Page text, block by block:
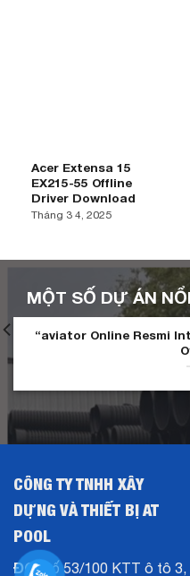
Acer Extensa 15
EX215-55 Offline
Driver Download
Tháng 3 4, 2025
MỘT SỐ DỰ ÁN
“aviator Online Resmi
CÔNG TY TNHH XÂY
DỰNG VÀ THIẾT BỊ AT
POOL
ĐC:Số 53/100 KTT ô tô 3,